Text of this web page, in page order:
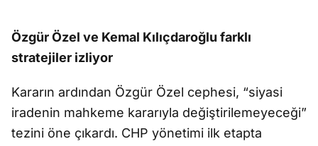
Özgür Özel ve Kemal Kılıçdaroğlu farklı
stratejiler izliyor
Kararın ardından Özgür Özel cephesi, “siyasi
iradenin mahkeme kararıyla değiştirilemeyeceği”
tezini öne çıkardı. CHP yönetimi ilk etapta